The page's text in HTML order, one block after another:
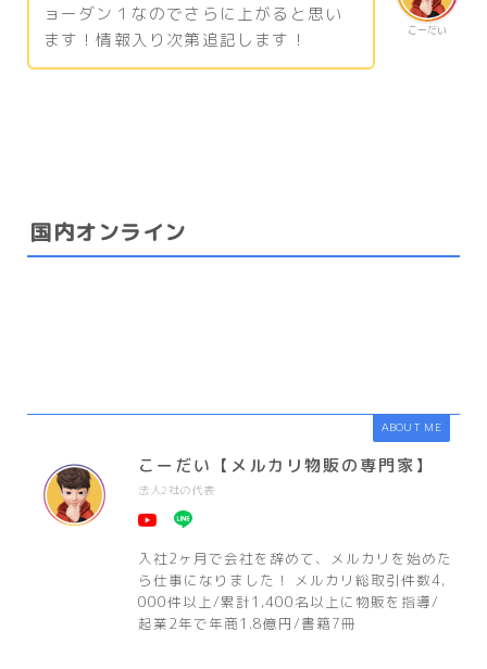
こーだい
ョーダン１なのでさらに上がると思い
ます！情報入り次第追記します！
国内オンライン
ABOUT ME
こーだい【メルカリ物販の専門家】
法人2社の代表
入社2ヶ月で会社を辞めて、メルカリを始めた
ら仕事になりました！ メルカリ総取引件数4,
000件以上/累計1,400名以上に物販を指導/
起業2年で年商1.8億円/書籍7冊